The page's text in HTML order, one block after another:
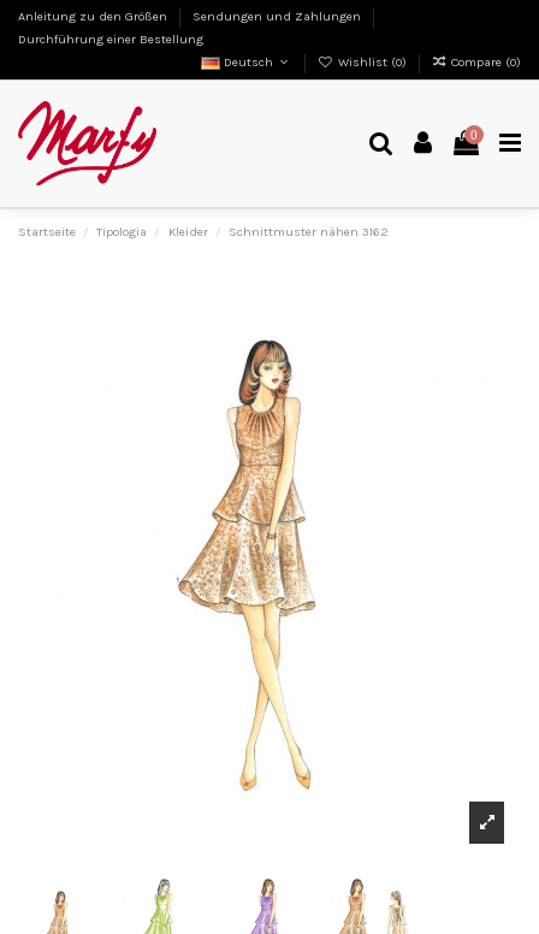
Anleitung zu den Größen
Sendungen und Zahlungen
Durchführung einer Bestellung
Deutsch
Wishlist (0) Compare (0)
0
Startseite Tipologia Kleider Schnittmuster nähen 3162